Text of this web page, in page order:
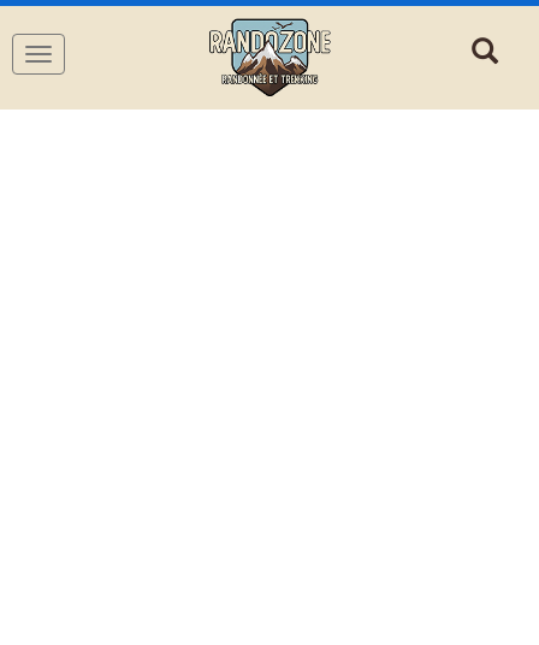
Navigation